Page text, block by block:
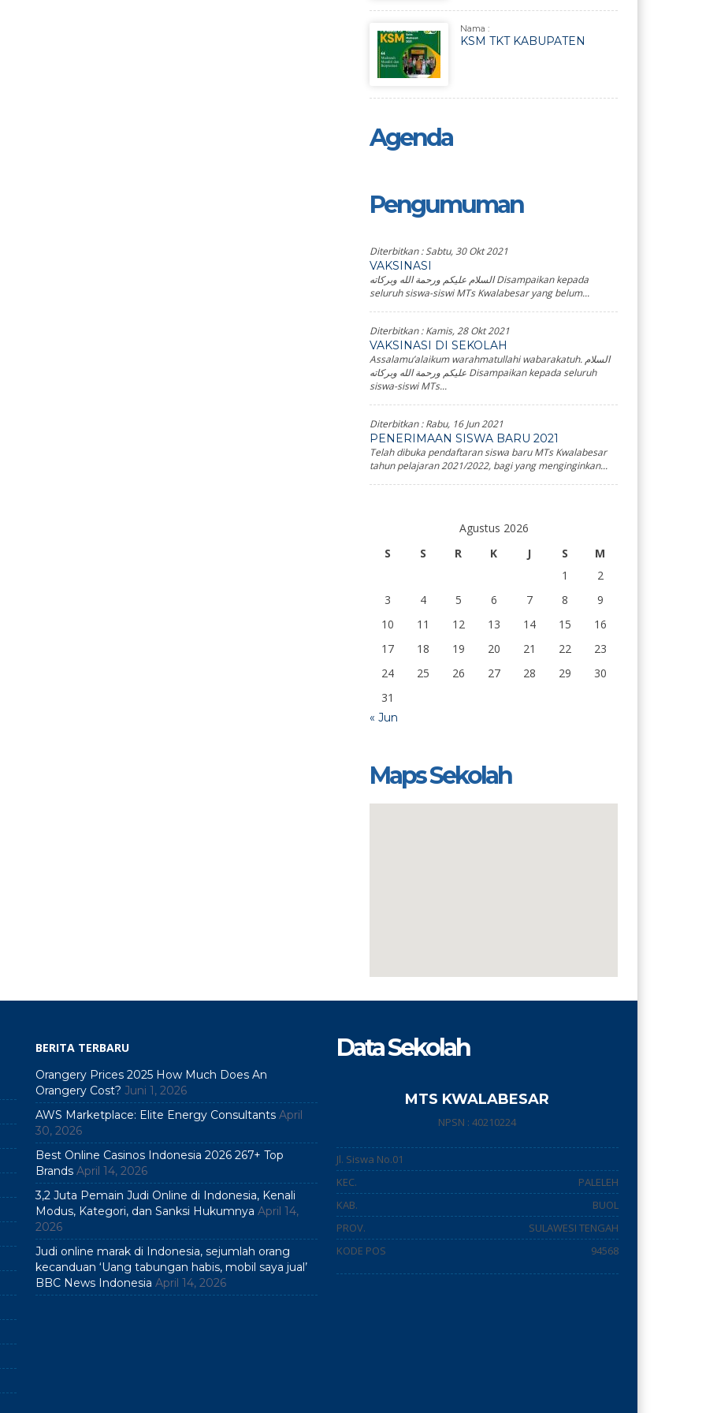
Nama :
KSM TKT KABUPATEN
Agenda
Pengumuman
Diterbitkan :Sabtu, 30 Okt 2021
VAKSINASI
السلام عليكم ورحمة الله وبركاته Disampaikan kepada
seluruh siswa-siswi MTs Kwalabesar yang belum...
Diterbitkan :Kamis, 28 Okt 2021
VAKSINASI DI SEKOLAH
Assalamu’alaikum warahmatullahi wabarakatuh. السلام
عليكم ورحمة الله وبركاته Disampaikan kepada seluruh
siswa-siswi MTs...
Diterbitkan :Rabu, 16 Jun 2021
PENERIMAAN SISWA BARU 2021
Telah dibuka pendaftaran siswa baru MTs Kwalabesar
tahun pelajaran 2021/2022, bagi yang menginginkan...
Agustus 2026
S
S R K J S
M
1
2
3
4 5 6 7 8
9
10
11 12 13 14 15
16
17
18 19 20 21 22
23
24
25 26 27 28 29
30
31
« Jun
Maps Sekolah
BERITA TERBARU
Orangery Prices 2025 How Much Does An
Orangery Cost? Juni 1, 2026
AWS Marketplace: Elite Energy Consultants April
30, 2026
Best Online Casinos Indonesia 2026 267+ Top
Brands April 14, 2026
3,2 Juta Pemain Judi Online di Indonesia, Kenali
Modus, Kategori, dan Sanksi Hukumnya April 14,
2026
Judi online marak di Indonesia, sejumlah orang
kecanduan ‘Uang tabungan habis, mobil saya jual’
BBC News Indonesia April 14, 2026
Data Sekolah
MTS KWALABESAR
NPSN : 40210224
Jl. Siswa No.01
KEC.
PALELEH
KAB.
BUOL
PROV.
SULAWESI TENGAH
KODE POS
94568